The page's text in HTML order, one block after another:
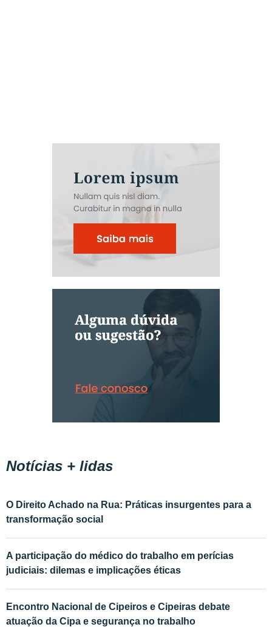
Notícias + lidas
O Direito Achado na Rua: Práticas insurgentes para a
transformação social
A participação do médico do trabalho em perícias
judiciais: dilemas e implicações éticas
Encontro Nacional de Cipeiros e Cipeiras debate
atuação da Cipa e segurança no trabalho